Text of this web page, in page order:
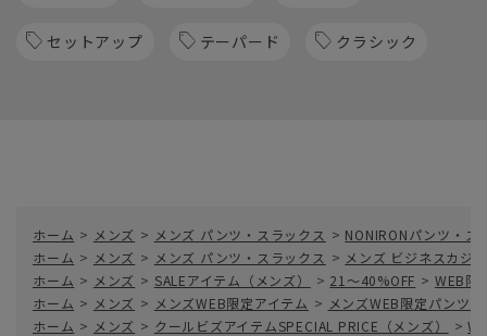
セットアップ テーパード クラシック
ホーム > メンズ > メンズ パンツ・スラックス > NONIRONパンツ・ス
ホーム > メンズ > メンズ パンツ・スラックス > メンズ ビジネスカジ
ホーム > メンズ > SALEアイテム（メンズ） > 21～40%OFF > WEB限
ホーム > メンズ > メンズWEB限定アイテム > メンズWEB限定パンツ
ホーム > メンズ > クールビズアイテムSPECIAL PRICE（メンズ） >